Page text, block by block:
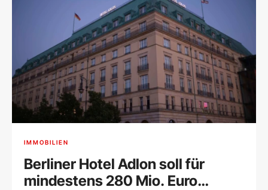
IMMOBILIEN
Berliner Hotel Adlon soll für
mindestens 280 Mio. Euro